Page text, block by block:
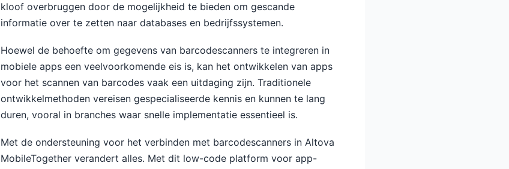
kloof overbruggen door de mogelijkheid te bieden om gescande
informatie over te zetten naar databases en bedrijfssystemen.
Hoewel de behoefte om gegevens van barcodescanners te integreren in
mobiele apps een veelvoorkomende eis is, kan het ontwikkelen van apps
voor het scannen van barcodes vaak een uitdaging zijn. Traditionele
ontwikkelmethoden vereisen gespecialiseerde kennis en kunnen te lang
duren, vooral in branches waar snelle implementatie essentieel is.
Met de ondersteuning voor het verbinden met barcodescanners in Altova
MobileTogether verandert alles. Met dit low-code platform voor app-